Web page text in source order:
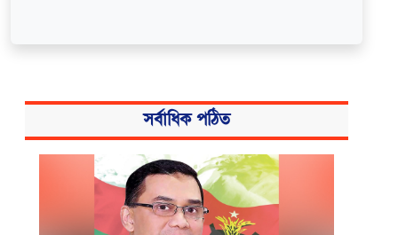
সর্বাধিক পঠিত